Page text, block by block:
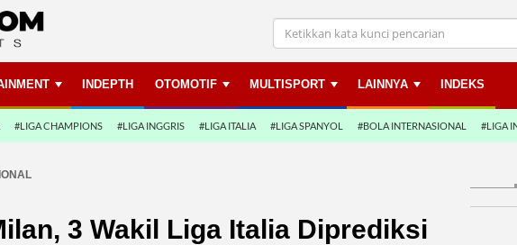
INDEPTH OTOMOTIF MULTISPORT LAINNYA INDEKS
#LIGA CHAMPIONS #LIGA INGGRIS #LIGA ITALIA #LIGA SPANYOL #BOLA INTERNASIONAL #LIGA
3 Wakil Liga Italia Diprediksi